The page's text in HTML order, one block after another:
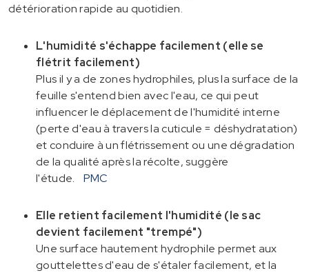
détérioration rapide au quotidien.
L'humidité s'échappe facilement (elle se
flétrit facilement)
Plus il y a de zones hydrophiles, plus la surface de la
feuille s'entend bien avec l'eau, ce qui peut
influencer le déplacement de l'humidité interne
(perte d'eau à travers la cuticule = déshydratation)
et conduire à un flétrissement ou une dégradation
de la qualité après la récolte, suggère
l'étude.
PMC
Elle retient facilement l'humidité (le sac
devient facilement "trempé")
Une surface hautement hydrophile permet aux
gouttelettes d'eau de s'étaler facilement, et la